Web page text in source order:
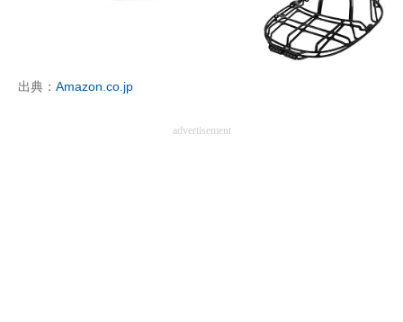
出典： Amazon.co.jp
advertisement